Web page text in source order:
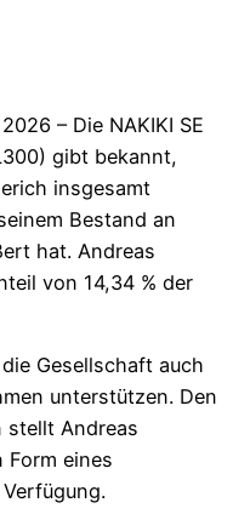
– Die NAKIKI SE
gibt bekannt,
insgesamt
Bestand an
hat. Andreas
von 14,34 % der
Gesellschaft auch
unterstützen. Den
stellt Andreas
Form eines